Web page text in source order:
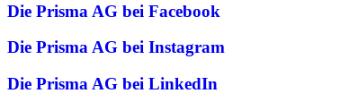
Die Prisma AG bei Facebook
Die Prisma AG bei Instagram
Die Prisma AG bei LinkedIn